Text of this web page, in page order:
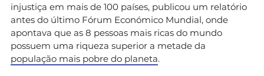
injustiça em mais de 100 países, publicou um relatório
antes do último Fórum Económico Mundial, onde
apontava que as 8 pessoas mais ricas do mundo
possuem uma riqueza superior a metade da
população mais pobre do planeta.